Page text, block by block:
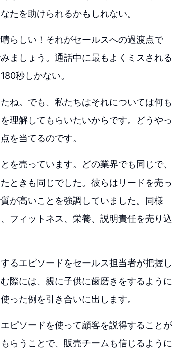
たを助けられるかもしれない。
らしい！それがセールスへの過渡点で
ましょう。通話中に最もよくミスされる
秒しかない。
ね。でも、私たちはそれについては何も
理解してもらいたいからです。どうやっ
を当てるのです。
を売っています。どの業界でも同じで、
ときも同じでした。彼らはリードを売っ
が高いことを強調していました。同様
フィットネス、栄養、説明責任を売り込
るエピソードをセールス担当者が把握し
際には、親に子供に歯磨きをするように
った例を引き合いに出します。
ピソードを使って顧客を説得することが
らうことで、販売チームも信じるように